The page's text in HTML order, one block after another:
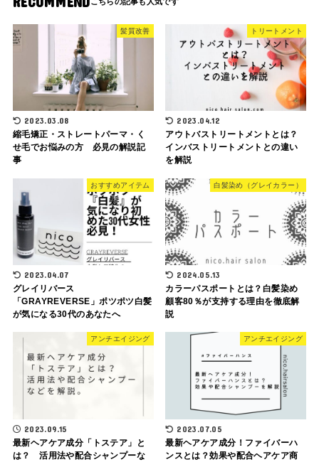
髪質改善
2023.03.08
縮毛矯正・ストレートパーマ・く
せ毛でお悩みの方 必見の解説記
事
トリートメント
2023.04.12
アウトバストリートメントとは？
インバストリートメントとの違い
を解説
おすすめアイテム
2023.04.07
グレイリバース
「GRAYREVERSE」ポツポツ白髪
が気になる30代のあなたへ
白髪染め（グレイカラー）
2024.05.13
カラーパスポートとは？白髪染め
顧客80％が支持する理由を徹底解
説
アンチエイジング
2023.09.15
最新ヘアケア成分「トステア」と
は？ 活用法や配合シャンプーな
アンチエイジング
2023.07.05
最新ヘアケア成分！ファイバーハ
ンスとは？効果や配合ヘアケア商